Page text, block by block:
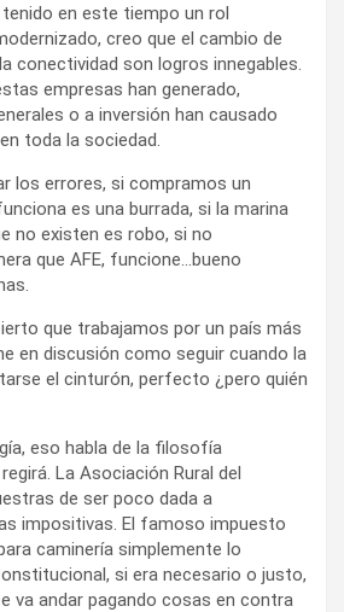
tenido en este tiempo un rol
creo que el cambio de
conectividad son logros innegables.
empresas han generado,
o a inversión han causado
toda la sociedad.
los errores, si compramos un
es una burrada, si la marina
no existen es robo, si no
que AFE, funcione…bueno
que trabajamos por un país más
en discusión como seguir cuando la
el cinturón, perfecto ¿pero quién
eso habla de la filosofía
La Asociación Rural del
de ser poco dada a
impositivas. El famoso impuesto
caminería simplemente lo
si era necesario o justo,
va andar pagando cosas en contra